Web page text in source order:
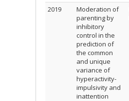
2019
Moderation of
parenting by
inhibitory
control in the
prediction of
the common
and unique
variance of
hyperactivity-
impulsivity and
inattention